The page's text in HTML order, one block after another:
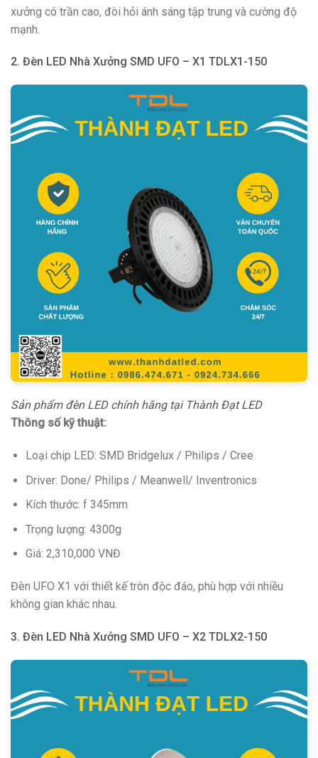
xưởng có trần cao, đòi hỏi ánh sáng tập trung và cường độ
mạnh.
2. Đèn LED Nhà Xưởng SMD UFO – X1 TDLX1-150
Sản phẩm đèn LED chính hãng tại Thành Đạt LED
Thông số kỹ thuật:
Loại chip LED: SMD Bridgelux / Philips / Cree
Driver: Done/ Philips / Meanwell/ Inventronics
Kích thước: f 345mm
Trọng lượng: 4300g
Giá: 2,310,000 VNĐ
Đèn UFO X1 với thiết kế tròn độc đáo, phù hợp với nhiều
không gian khác nhau.
3. Đèn LED Nhà Xưởng SMD UFO – X2 TDLX2-150